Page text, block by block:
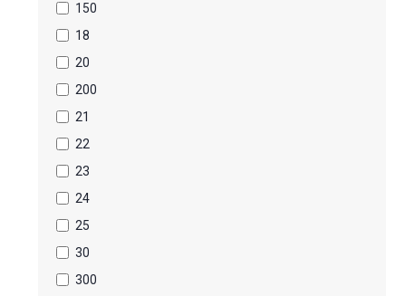
150
18
20
200
21
22
23
24
25
30
300